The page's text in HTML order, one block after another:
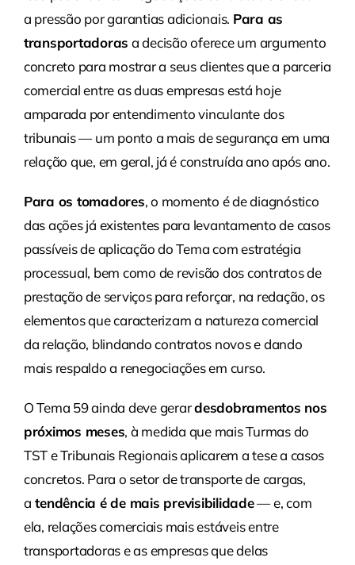
a pressão por garantias adicionais. Para as
transportadoras a decisão oferece um argumento
concreto para mostrar a seus clientes que a parceria
comercial entre as duas empresas está hoje
amparada por entendimento vinculante dos
tribunais — um ponto a mais de segurança em uma
relação que, em geral, já é construída ano após ano.
Para os tomadores, o momento é de diagnóstico
das ações já existentes para levantamento de casos
passíveis de aplicação do Tema com estratégia
processual, bem como de revisão dos contratos de
prestação de serviços para reforçar, na redação, os
elementos que caracterizam a natureza comercial
da relação, blindando contratos novos e dando
mais respaldo a renegociações em curso.
O Tema 59 ainda deve gerardesdobramentos nos
próximos meses, à medida que mais Turmas do
TST e Tribunais Regionais aplicarem a tese a casos
concretos. Para o setor de transporte de cargas,
a tendência é de mais previsibilidade— e, com
ela, relações comerciais mais estáveis entre
transportadoras e as empresas que delas